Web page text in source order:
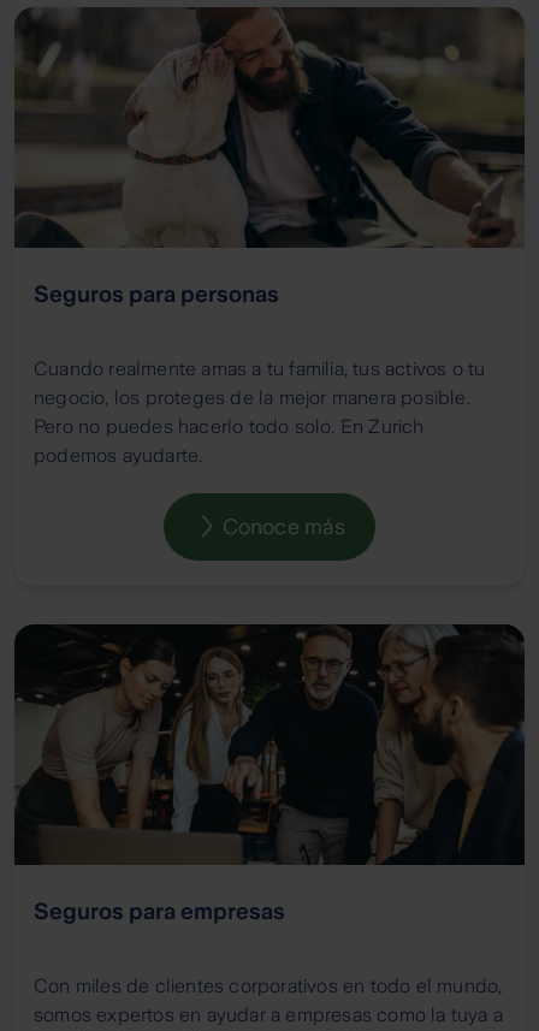
Seguros para personas
Cuando realmente amas a tu familia, tus activos o tu
negocio, los proteges de la mejor manera posible.
Pero no puedes hacerlo todo solo. En Zurich
podemos ayudarte.
Conoce más
Seguros para empresas
Con miles de clientes corporativos en todo el mundo,
somos expertos en ayudar a empresas como la tuya a